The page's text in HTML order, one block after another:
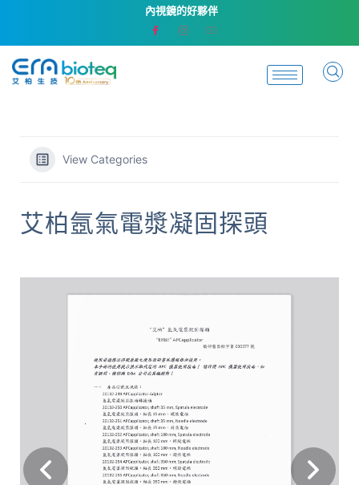
內視鏡的好夥伴
View Categories
艾柏氬氣電漿凝固探頭